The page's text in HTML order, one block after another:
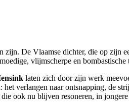
De Vlaamse dichter, die op zijn
vlijmscherpe en
laten zich door zijn werk
verlangen naar ontsnapping, de
ook nu blijven resoneren, in